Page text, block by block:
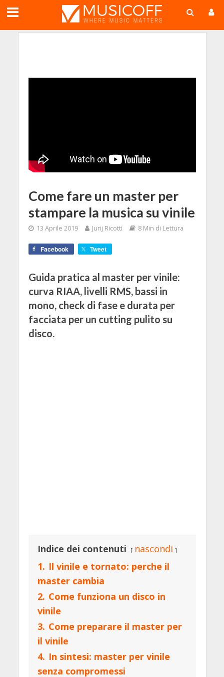
Come fare un master per
stampare la musica su vinile
13 Aprile 2019 Jurij Ricotti 8 Min di Lettura
Facebook Tweet
Guida pratica al master per vinile:
curva RIAA, livelli RMS, bassi in
mono, check di fase e durata per
facciata per un cutting pulito su
disco.
Indice dei contenuti
nascondi
1. Il vinile e tornato: perche il
master cambia
2. Come funziona un disco in
vinile
3. Come preparare il master per
il vinile
4. In sintesi: master per vinile
senza compromessi